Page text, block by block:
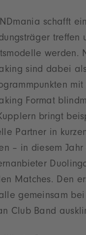
schafft
treffen
werden.
sind dabei
Format
bringt
Partner in
– in diesem Jahr
Matches. Den
gemeinsam
Club Band